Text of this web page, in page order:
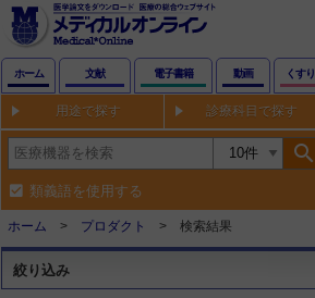
ホーム 文献 電子書籍 動画 くすり
用途で探す 診療科目で探す
search
類義語を使用する
ホーム プロダクト 検索結果
絞り込み